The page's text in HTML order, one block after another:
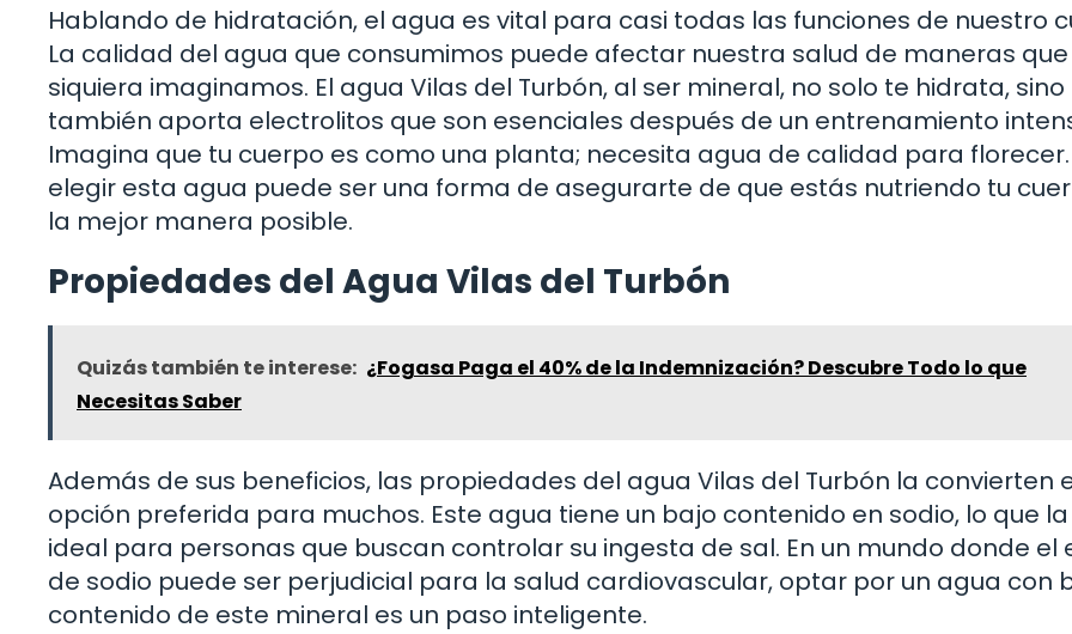
Hablando de hidratación, el agua es vital para casi todas las funciones de nuestro
La calidad del agua que consumimos puede afectar nuestra salud de maneras que
siquiera imaginamos. El agua Vilas del Turbón, al ser mineral, no solo te hidrata, sino
también aporta electrolitos que son esenciales después de un entrenamiento
Imagina que tu cuerpo es como una planta; necesita agua de calidad para florecer.
elegir esta agua puede ser una forma de asegurarte de que estás nutriendo tu
la mejor manera posible.
Propiedades del Agua Vilas del Turbón
Quizás también te interese: ¿Fogasa Paga el 40% de la Indemnización? Descubre Todo lo que
Necesitas Saber
Además de sus beneficios, las propiedades del agua Vilas del Turbón la convierten
opción preferida para muchos. Este agua tiene un bajo contenido en sodio, lo que
ideal para personas que buscan controlar su ingesta de sal. En un mundo donde el
de sodio puede ser perjudicial para la salud cardiovascular, optar por un agua con
contenido de este mineral es un paso inteligente.